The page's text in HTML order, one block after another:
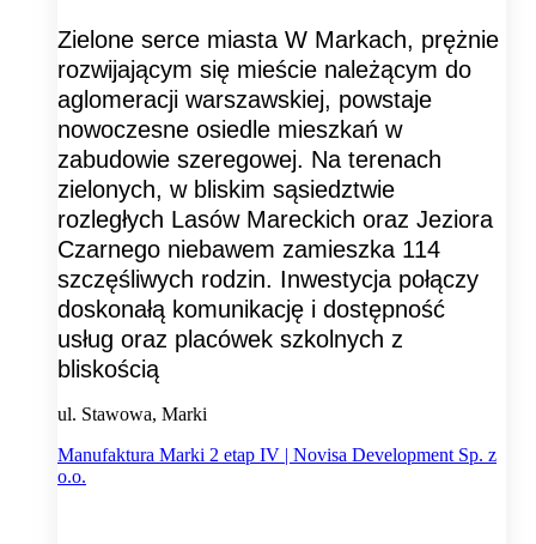
Zielone serce miasta W Markach, prężnie
rozwijającym się mieście należącym do
aglomeracji warszawskiej, powstaje
nowoczesne osiedle mieszkań w
zabudowie szeregowej. Na terenach
zielonych, w bliskim sąsiedztwie
rozległych Lasów Mareckich oraz Jeziora
Czarnego niebawem zamieszka 114
szczęśliwych rodzin. Inwestycja połączy
doskonałą komunikację i dostępność
usług oraz placówek szkolnych z
bliskością
ul. Stawowa, Marki
Manufaktura Marki 2 etap IV | Novisa Development Sp. z
o.o.